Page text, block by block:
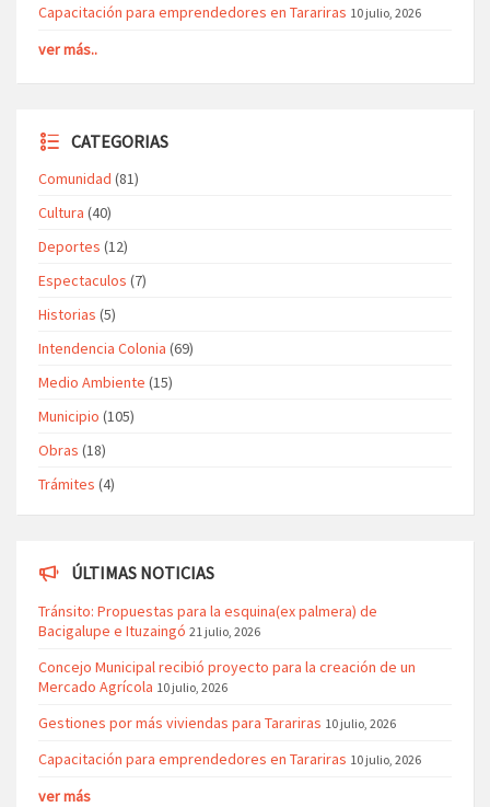
Capacitación para emprendedores en Tarariras 10 julio, 2026
ver más..
CATEGORIAS
Comunidad (81)
Cultura (40)
Deportes (12)
Espectaculos (7)
Historias (5)
Intendencia Colonia (69)
Medio Ambiente (15)
Municipio (105)
Obras (18)
Trámites (4)
ÚLTIMAS NOTICIAS
Tránsito: Propuestas para la esquina(ex palmera) de
Bacigalupe e Ituzaingó 21 julio, 2026
Concejo Municipal recibió proyecto para la creación de un
Mercado Agrícola 10 julio, 2026
Gestiones por más viviendas para Tarariras 10 julio, 2026
Capacitación para emprendedores en Tarariras 10 julio, 2026
ver más